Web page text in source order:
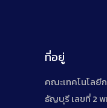
ที่อยู่
คณะเทคโนโลยี
ธัญบุรี เลขที่ 2